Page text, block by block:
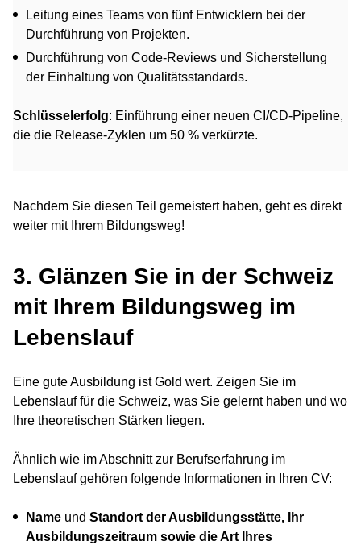
Leitung eines Teams von fünf Entwicklern bei der
Durchführung von Projekten.
Durchführung von Code-Reviews und Sicherstellung
der Einhaltung von Qualitätsstandards.
Schlüsselerfolg: Einführung einer neuen CI/CD-Pipeline,
die die Release-Zyklen um 50 % verkürzte.
Nachdem Sie diesen Teil gemeistert haben, geht es direkt
weiter mit Ihrem Bildungsweg!
3. Glänzen Sie in der Schweiz
mit Ihrem Bildungsweg im
Lebenslauf
Eine gute Ausbildung ist Gold wert. Zeigen Sie im
Lebenslauf für die Schweiz, was Sie gelernt haben und wo
Ihre theoretischen Stärken liegen.
Ähnlich wie im Abschnitt zur Berufserfahrung im
Lebenslauf gehören folgende Informationen in Ihren CV:
Name und Standort der Ausbildungsstätte, Ihr
Ausbildungszeitraum sowie die Art Ihres